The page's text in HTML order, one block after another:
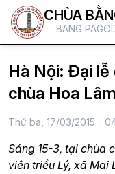
CHÙA
BANG
Hà Nội: Đại
chùa Hoa Lâm
Thứ ba, 17/03/2015 -
Sáng 15-3, tại chùa
viên triều Lý, xã Mai